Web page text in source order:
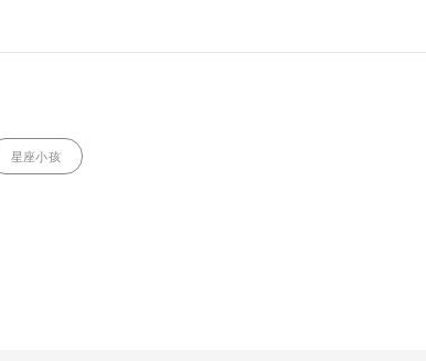
星座小孩